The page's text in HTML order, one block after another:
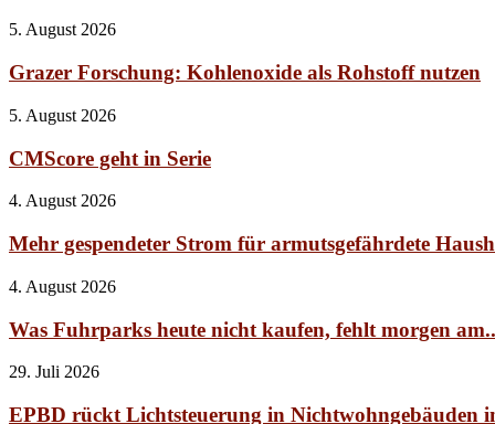
5. August 2026
Grazer Forschung: Kohlenoxide als Rohstoff nutzen
5. August 2026
CMScore geht in Serie
4. August 2026
Mehr gespendeter Strom für armutsgefährdete
4. August 2026
Was Fuhrparks heute nicht kaufen, fehlt morgen
29. Juli 2026
EPBD rückt Lichtsteuerung in Nichtwohngebäuden